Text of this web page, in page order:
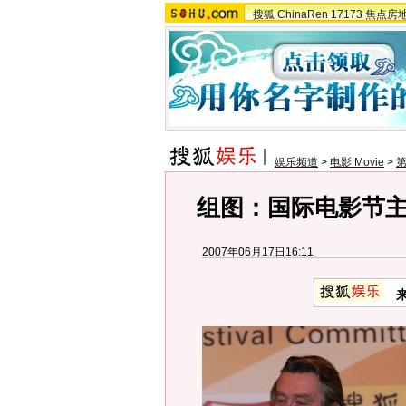
搜狐 ChinaRen 17173 焦点房
娱乐频道 > 电影 Movie >
组图：国际电影节
2007年06月17日16:11